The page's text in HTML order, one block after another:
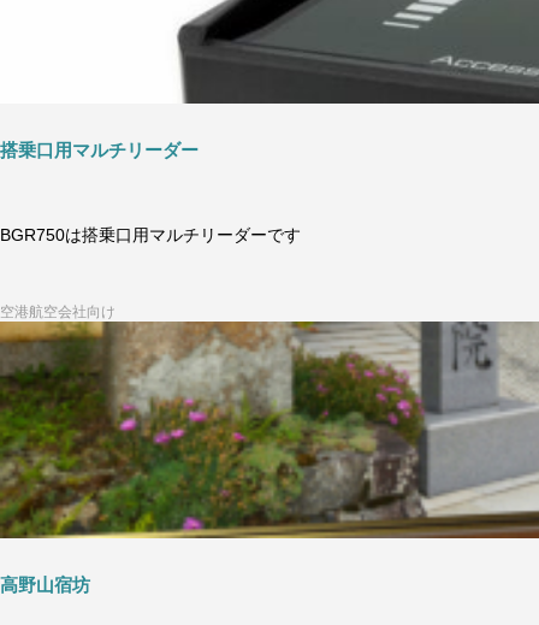
搭乗口用マルチリーダー
BGR750は搭乗口用マルチリーダーです
空港航空会社向け
高野山宿坊